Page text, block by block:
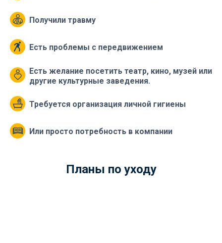
Получили травму
Есть проблемы с передвижением
Есть желание посетить театр, кино, музей или
другие культурные заведения.
Требуется организация личной гигиены
Или просто потребность в компании
Планы по уходу